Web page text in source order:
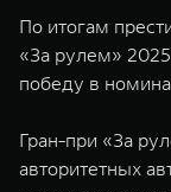
WEY 07
По итогам
«За рулем»
победу в
Гран-при «За
авторитетных